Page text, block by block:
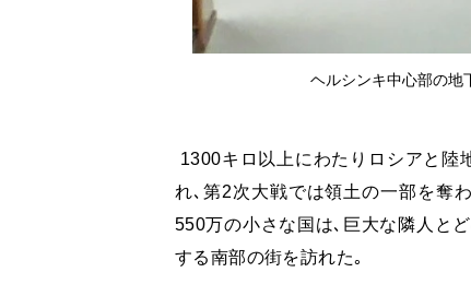
ヘルシンキ中心部の
1300キロ以上にわたりロシアと陸
れ､第2次大戦では領土の一部を奪
550万の小さな国は､巨大な隣人と
する南部の街を訪れた｡